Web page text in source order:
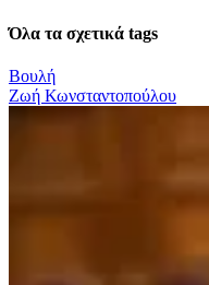
Όλα τα σχετικά tags
Βουλή
Ζωή Κωνσταντοπούλου